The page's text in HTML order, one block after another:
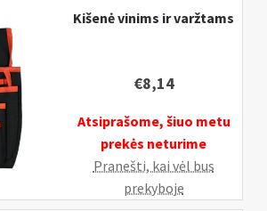
Kišenė vinims ir varžtams
€8,14
Atsiprašome, šiuo metu
prekės neturime
Pranešti, kai vėl bus
prekyboje